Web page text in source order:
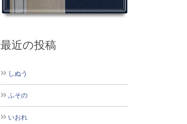
最近の投稿
しぬう
ふその
いおれ